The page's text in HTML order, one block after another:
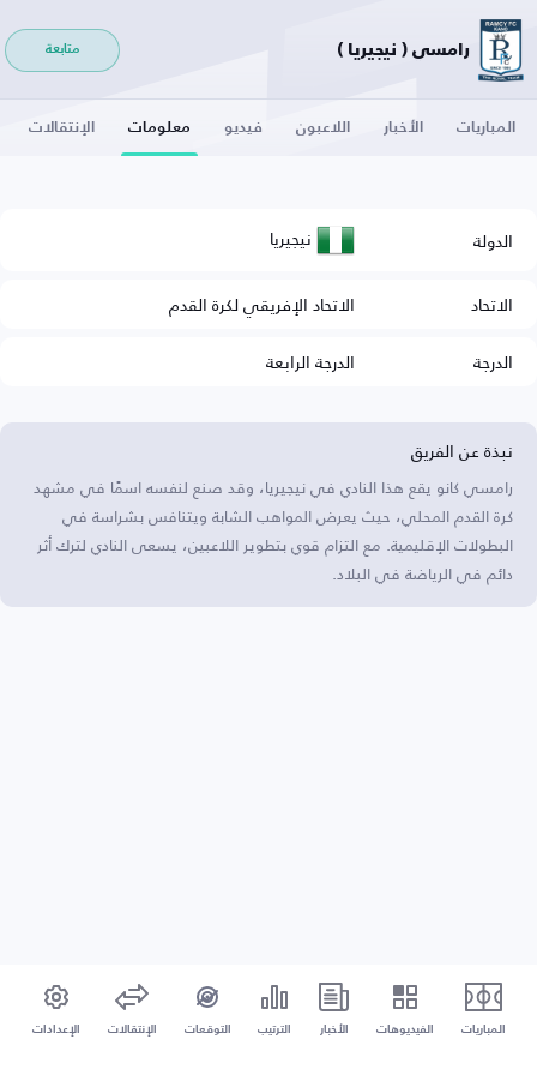
رامسي ( نيجيريا ) متابعة
المباريات الأخبار اللاعبون فيديو معلومات الإنتقالات
الدولة نيجيريا
الاتحاد
الاتحاد الإفريقي لكرة القدم
الدرجة
الدرجة الرابعة
نبذة عن الفريق
رامسي كانو يقع هذا النادي في نيجيريا، وقد صنع لنفسه اسمًا في مشهد
كرة القدم المحلي، حيث يعرض المواهب الشابة ويتنافس بشراسة في
البطولات الإقليمية. مع التزام قوي بتطوير اللاعبين، يسعى النادي لترك أثر
دائم في الرياضة في البلاد.
المباريات الفيديوهات الأخبار الترتيب التوقعات الإنتقالات الإعدادات